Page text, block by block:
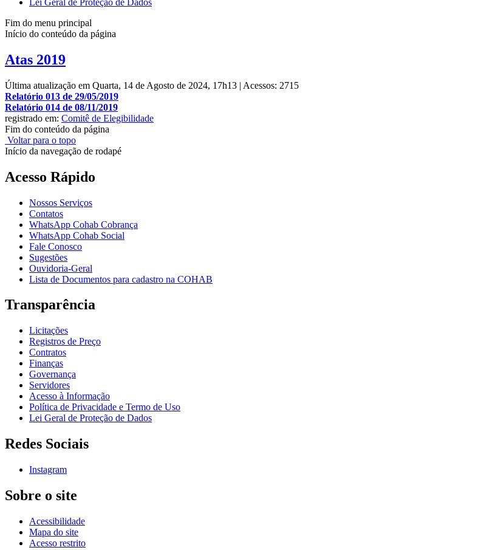
Lei Geral de Proteção de Dados
Fim do menu principal
Início do conteúdo da página
Atas 2019
Última atualização em Quarta, 14 de Agosto de 2024, 17h13 | Acessos: 2715
Relatório 013 de 29/05/2019
Relatório 014 de 08/11/2019
registrado em: Comitê de Elegibilidade
Fim do conteúdo da página
Voltar para o topo
Início da navegação de rodapé
Acesso Rápido
Nossos Serviços
Contatos
WhatsApp Cohab Cobrança
WhatsApp Cohab Social
Fale Conosco
Sugestões
Ouvidoria-Geral
Lista de Documentos para cadastro na COHAB
Transparência
Licitações
Registros de Preço
Contratos
Finanças
Governança
Servidores
Acesso à Informação
Política de Privacidade e Termo de Uso
Lei Geral de Proteção de Dados
Redes Sociais
Instagram
Sobre o site
Acessibilidade
Mapa do site
Acesso restrito